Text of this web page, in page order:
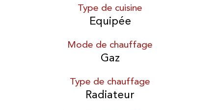
Type de cuisine
Equipée
Mode de chauffage
Gaz
Type de chauffage
Radiateur